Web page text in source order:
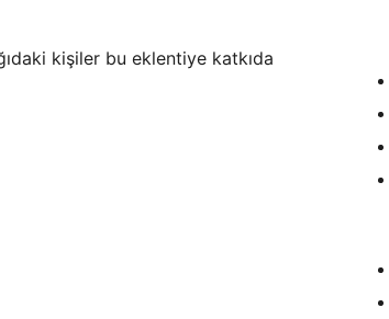
kişiler bu eklentiye katkıda